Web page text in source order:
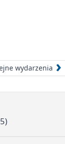
wydarzenia